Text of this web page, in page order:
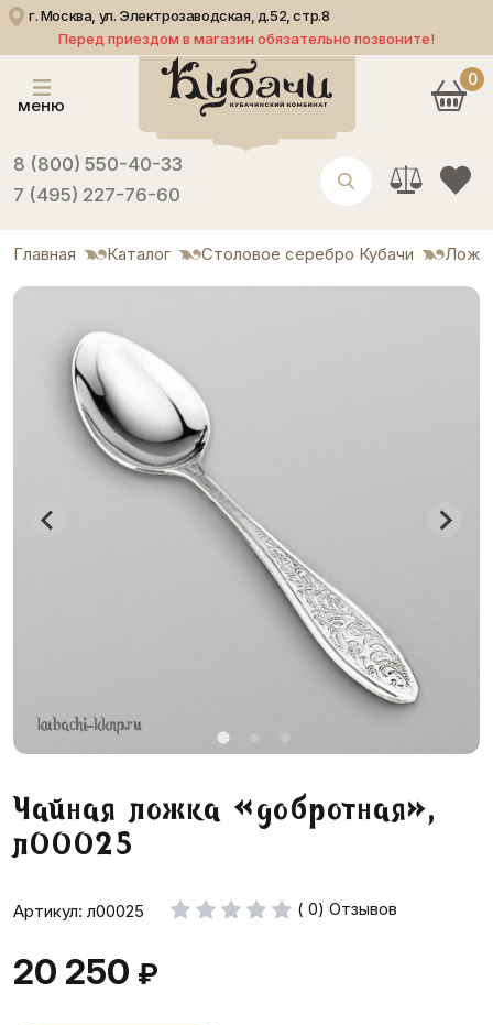
г. Москва, ул. Электрозаводская, д.52, стр.8
Перед приездом в магазин обязательно позвоните!
меню
8 (800) 550-40-33
7 (495) 227-76-60
0
Главная Каталог Столовое серебро Кубачи
Чайная ложка «добротная»,
л00025
Артикул: л00025 ( 0) Отзывов
20 250 ₽